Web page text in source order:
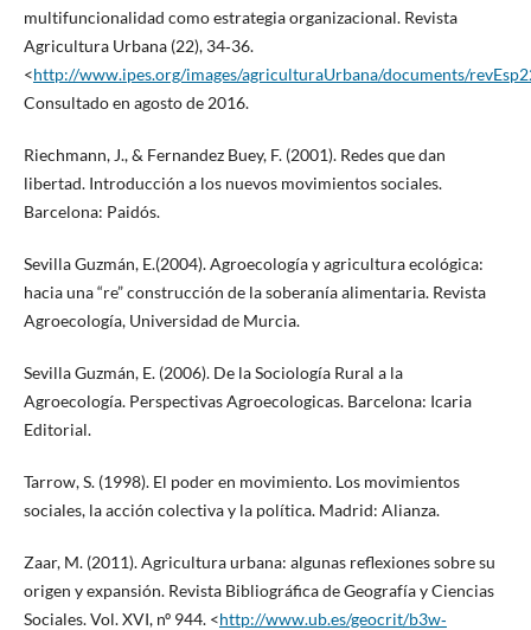
multifuncionalidad como estrategia organizacional. Revista
Agricultura Urbana (22), 34‐36.
<http://www.ipes.org/images/agriculturaUrbana/documents/
Consultado en agosto de 2016.
Riechmann, J., & Fernandez Buey, F. (2001). Redes que dan
libertad. Introducción a los nuevos movimientos sociales.
Barcelona: Paidós.
Sevilla Guzmán, E.(2004). Agroecología y agricultura ecológica:
hacia una “re” construcción de la soberanía alimentaria. Revista
Agroecología, Universidad de Murcia.
Sevilla Guzmán, E. (2006). De la Sociología Rural a la
Agroecología. Perspectivas Agroecologicas. Barcelona: Icaria
Editorial.
Tarrow, S. (1998). El poder en movimiento. Los movimientos
sociales, la acción colectiva y la política. Madrid: Alianza.
Zaar, M. (2011). Agricultura urbana: algunas reflexiones sobre su
origen y expansión. Revista Bibliográfica de Geografía y Ciencias
Sociales. Vol. XVI, nº 944. <http://www.ub.es/geocrit/b3w‐